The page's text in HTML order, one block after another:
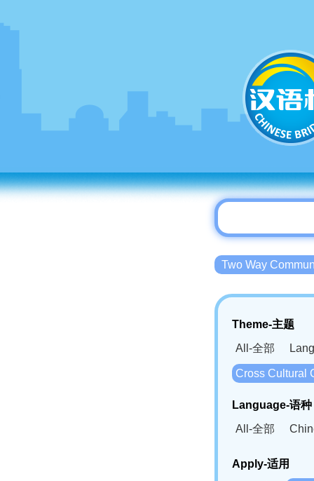
Two Way
Theme-主题
All-全部
Cross Cultural
Language-语种
All-全部
Bahasa
Apply-适用